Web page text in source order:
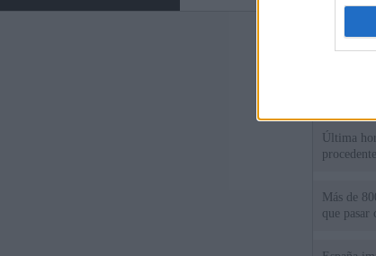
Últimas
Última
Más de
que